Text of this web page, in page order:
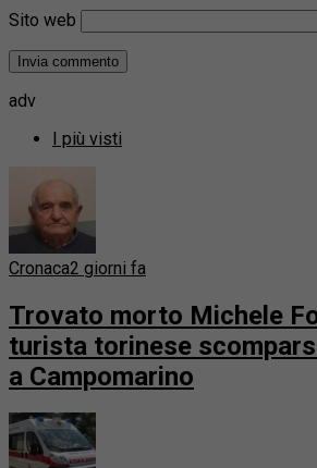
Sito web
adv
I più visti
Cronaca2 giorni fa
Trovato morto Michele
turista torinese
a Campomarino